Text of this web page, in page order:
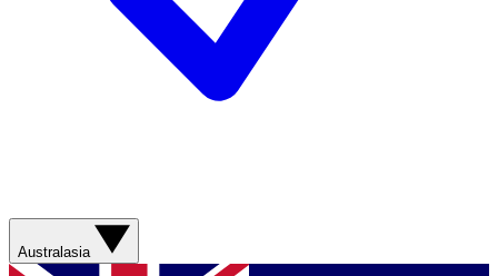
Australasia